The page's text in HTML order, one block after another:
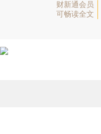
财新通会员
可畅读全文